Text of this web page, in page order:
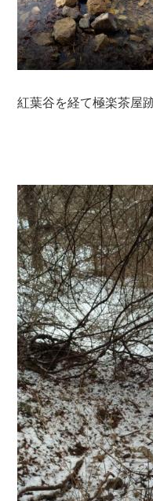
紅葉谷を経て極楽茶屋